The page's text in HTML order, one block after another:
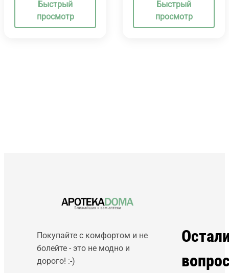
Быстрый
просмотр
Быстрый
просмотр
Покупайте с комфортом и не
болейте - это не модно и
дорого! :-)